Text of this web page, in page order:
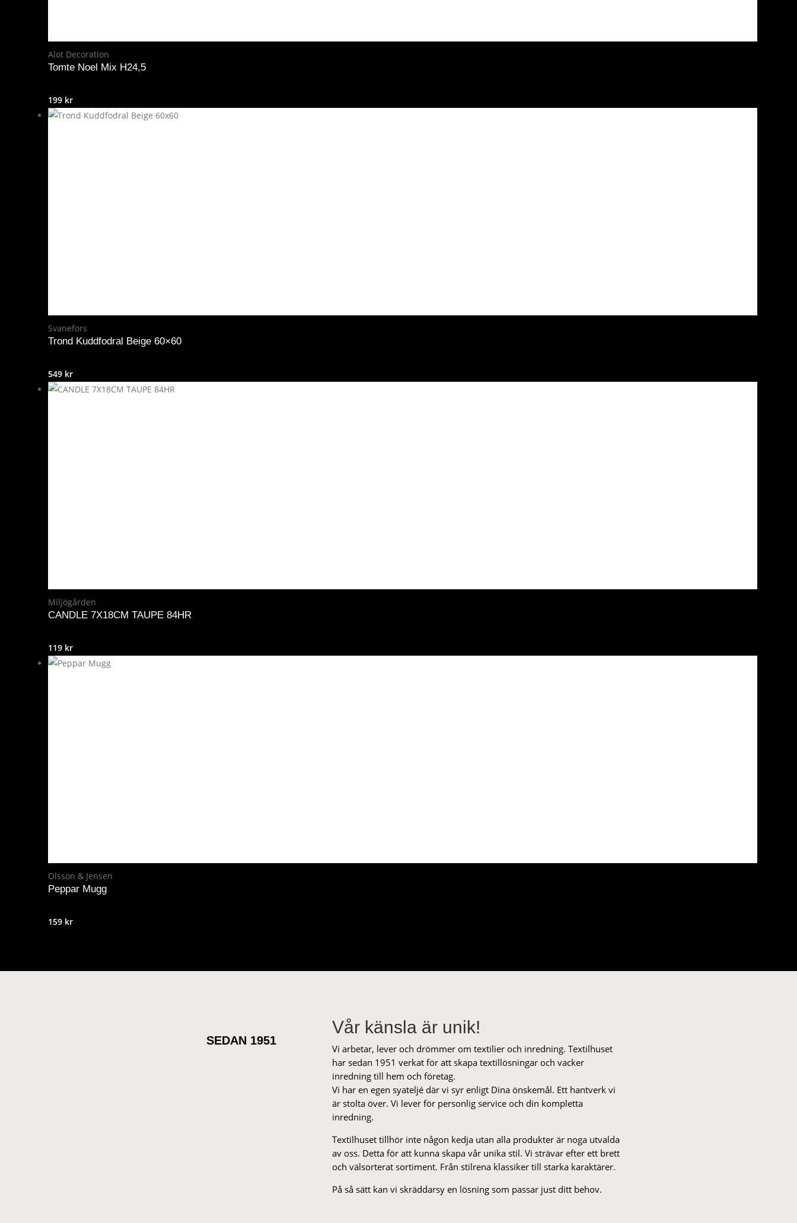
Alot Decoration
Tomte Noel Mix H24,5
199 kr
Svanefors
Trond Kuddfodral Beige 60×60
549 kr
Miljögården
CANDLE 7X18CM TAUPE 84HR
119 kr
Olsson & Jensen
Peppar Mugg
159 kr
SEDAN 1951
Vår känsla är unik!
Vi arbetar, lever och drömmer om textilier och inredning. Textilhuset
har sedan 1951 verkat för att skapa textillösningar och vacker
inredning till hem och företag.
Vi har en egen syateljé där vi syr enligt Dina önskemål. Ett hantverk vi
är stolta över. Vi lever för personlig service och din kompletta
inredning.
Textilhuset tillhör inte någon kedja utan alla produkter är noga utvalda
av oss. Detta för att kunna skapa vår unika stil. Vi strä­var efter ett brett
och välsorterat sor­ti­ment. Från stil­rena klas­siker till starka karaktärer.
På så sätt kan vi skräddarsy en lösning som passar just ditt behov.